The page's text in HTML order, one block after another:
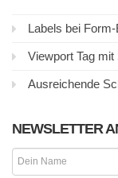
Labels bei
Viewport Tag mit
Ausreichende
NEWSLETTER